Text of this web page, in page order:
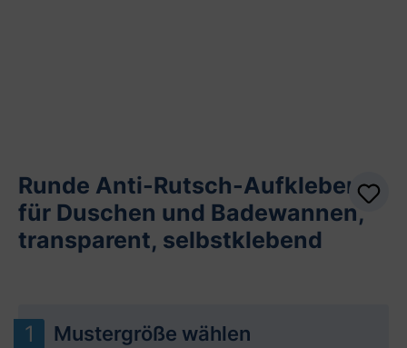
Runde Anti-Rutsch-Aufkleber
für Duschen und Badewannen,
transparent, selbstklebend
Mustergröße wählen